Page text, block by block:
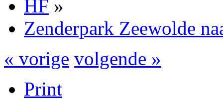
HF »
Zenderpark Zeewolde
« vorige volgende »
Print